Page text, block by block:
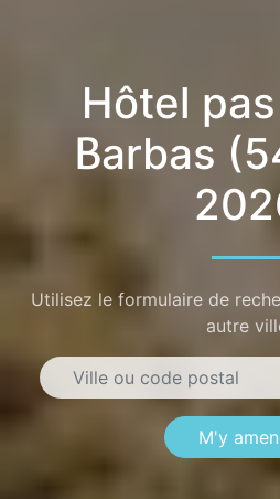
Hôtel
Barbas
Utilisez le formulaire de
autre
M'y